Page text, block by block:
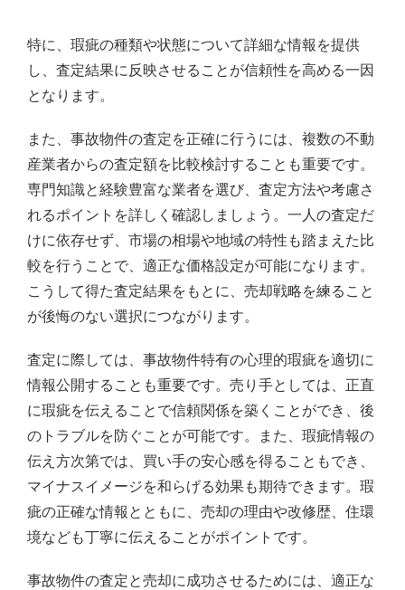
特に、瑕疵の種類や状態について詳細な情報を提供
し、査定結果に反映させることが信頼性を高める一因
となります。
また、事故物件の査定を正確に行うには、複数の不動
産業者からの査定額を比較検討することも重要です。
専門知識と経験豊富な業者を選び、査定方法や考慮さ
れるポイントを詳しく確認しましょう。一人の査定だ
けに依存せず、市場の相場や地域の特性も踏まえた比
較を行うことで、適正な価格設定が可能になります。
こうして得た査定結果をもとに、売却戦略を練ること
が後悔のない選択につながります。
査定に際しては、事故物件特有の心理的瑕疵を適切に
情報公開することも重要です。売り手としては、正直
に瑕疵を伝えることで信頼関係を築くことができ、後
のトラブルを防ぐことが可能です。また、瑕疵情報の
伝え方次第では、買い手の安心感を得ることもでき、
マイナスイメージを和らげる効果も期待できます。瑕
疵の正確な情報とともに、売却の理由や改修歴、住環
境なども丁寧に伝えることがポイントです。
事故物件の査定と売却に成功させるためには、適正な